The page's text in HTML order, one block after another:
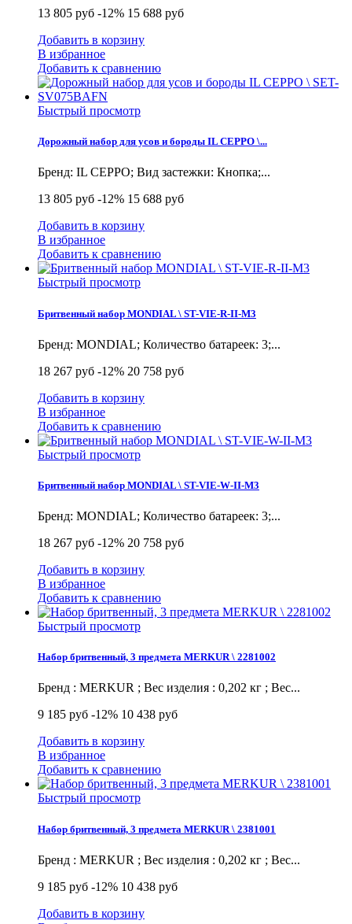
13 805 руб -12% 15 688 руб
Добавить в корзину
В избранное
Добавить к сравнению
Быстрый просмотр
Дорожный набор для усов и бороды IL CEPPO \...
Бренд: IL CEPPO; Вид застежки: Кнопка;...
13 805 руб -12% 15 688 руб
Добавить в корзину
В избранное
Добавить к сравнению
Быстрый просмотр
Бритвенный набор MONDIAL \ ST-VIE-R-II-M3
Бренд: MONDIAL; Количество батареек: 3;...
18 267 руб -12% 20 758 руб
Добавить в корзину
В избранное
Добавить к сравнению
Быстрый просмотр
Бритвенный набор MONDIAL \ ST-VIE-W-II-M3
Бренд: MONDIAL; Количество батареек: 3;...
18 267 руб -12% 20 758 руб
Добавить в корзину
В избранное
Добавить к сравнению
Быстрый просмотр
Набор бритвенный, 3 предмета MERKUR \ 2281002
Бренд : MERKUR ; Вес изделия : 0,202 кг ; Вес...
9 185 руб -12% 10 438 руб
Добавить в корзину
В избранное
Добавить к сравнению
Быстрый просмотр
Набор бритвенный, 3 предмета MERKUR \ 2381001
Бренд : MERKUR ; Вес изделия : 0,202 кг ; Вес...
9 185 руб -12% 10 438 руб
Добавить в корзину